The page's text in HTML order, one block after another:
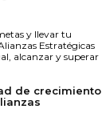
y llevar tu
Estratégicas
alcanzar y superar
de crecimiento